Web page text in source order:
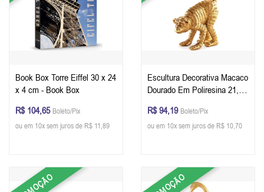
Book Box Torre Eiffel 30 x 24
x 4 cm - Book Box
R$ 104,65 Boleto/Pix
ou em 10x sem juros de R$ 11,89
Escultura Decorativa Macaco
Dourado Em Poliresina 21,5
R$ 94,19 Boleto/Pix
ou em 10x sem juros de R$ 10,70